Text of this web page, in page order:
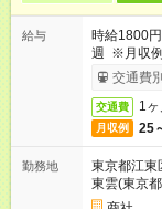
給与
時給1800
週 ※月収例
交通費
交通費 1
月収例 25
勤務地
東京都江東
東雲(東京